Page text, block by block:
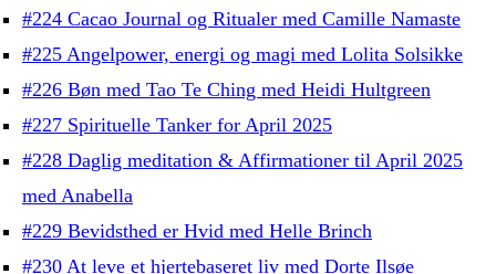
#224 Cacao Journal og Ritualer med Camille Namaste
#225 Angelpower, energi og magi med Lolita Solsikke
#226 Bøn med Tao Te Ching med Heidi Hultgreen
#227 Spirituelle Tanker for April 2025
#228 Daglig meditation & Affirmationer til April 2025
med Anabella
#229 Bevidsthed er Hvid med Helle Brinch
#230 At leve et hjertebaseret liv med Dorte Ilsøe